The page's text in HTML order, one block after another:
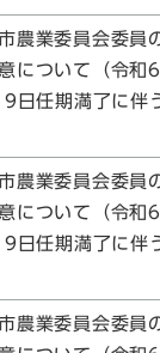
農業委員会委員
について（令和
日任期満了に伴
農業委員会委員
について（令和
日任期満了に伴
農業委員会委員